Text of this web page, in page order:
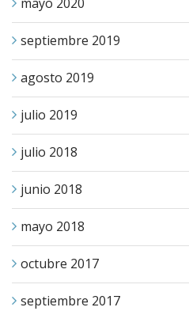
septiembre 2019
agosto 2019
julio 2019
julio 2018
junio 2018
mayo 2018
octubre 2017
septiembre 2017